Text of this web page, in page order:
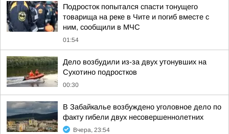
Подросток попытался спасти тонущего
товарища на реке в Чите и погиб вместе с
ним, сообщили в МЧС
01:54
Дело возбудили из-за двух утонувших на
Сухотино подростков
00:30
В Забайкалье возбуждено уголовное дело по
факту гибели двух несовершеннолетних
Вчера, 23:54